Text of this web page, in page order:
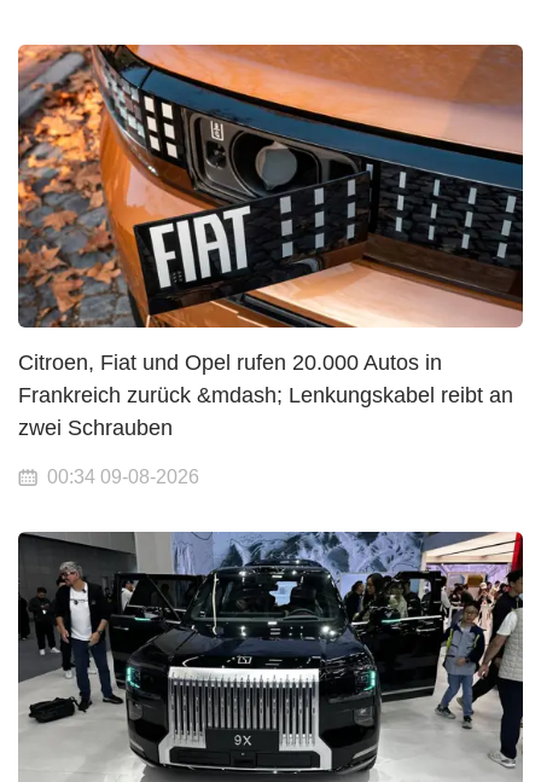
Citroen, Fiat und Opel rufen 20.000 Autos in
Frankreich zurück &mdash; Lenkungskabel reibt an
zwei Schrauben
00:34 09-08-2026